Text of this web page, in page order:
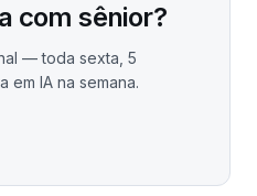
com sênior?
— toda sexta, 5
em IA na semana.